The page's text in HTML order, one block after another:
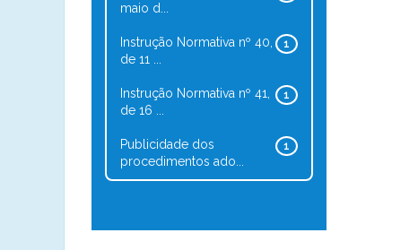
maio d...
1
Instrução Normativa nº 40,
de 11 ...
1
Instrução Normativa nº 41,
de 16 ...
1
Publicidade dos
procedimentos ado...